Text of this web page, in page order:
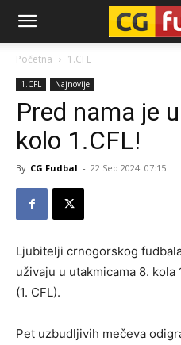
CG-
Fudbal
Početna 1.CFL
1.CFL Najnovije
Pred nama je
kolo 1.CFL!
By CG Fudbal - 22 Sep 2024. 07:15
Ljubitelji crnogorskog
uživaju u utakmicama 8.
(1. CFL).
Pet uzbudljivih mečeva